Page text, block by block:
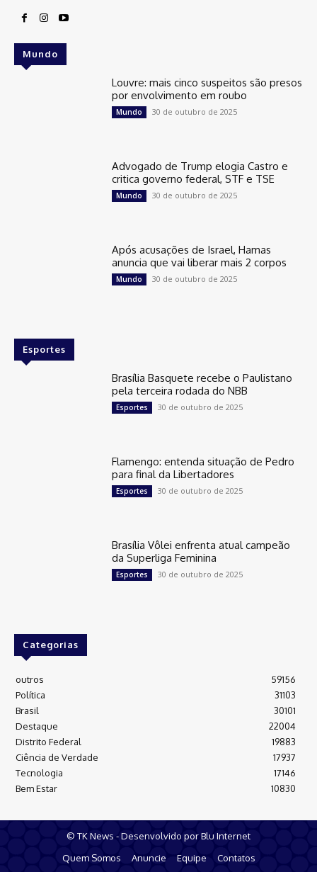
Mundo
Louvre: mais cinco suspeitos são presos
por envolvimento em roubo
Mundo 30 de outubro de 2025
Advogado de Trump elogia Castro e
critica governo federal, STF e TSE
Mundo 30 de outubro de 2025
Após acusações de Israel, Hamas
anuncia que vai liberar mais 2 corpos
Mundo 30 de outubro de 2025
Esportes
Brasília Basquete recebe o Paulistano
pela terceira rodada do NBB
Esportes 30 de outubro de 2025
Flamengo: entenda situação de Pedro
para final da Libertadores
Esportes 30 de outubro de 2025
Brasília Vôlei enfrenta atual campeão
da Superliga Feminina
Esportes 30 de outubro de 2025
Categorias
outros
59156
Política
31103
Brasil
30101
Destaque
22004
Distrito Federal
19883
Ciência de Verdade
17937
Tecnologia
17146
Bem Estar
10830
© TK News - Desenvolvido por Blu Internet
Quem Somos
Anuncie Equipe Contatos